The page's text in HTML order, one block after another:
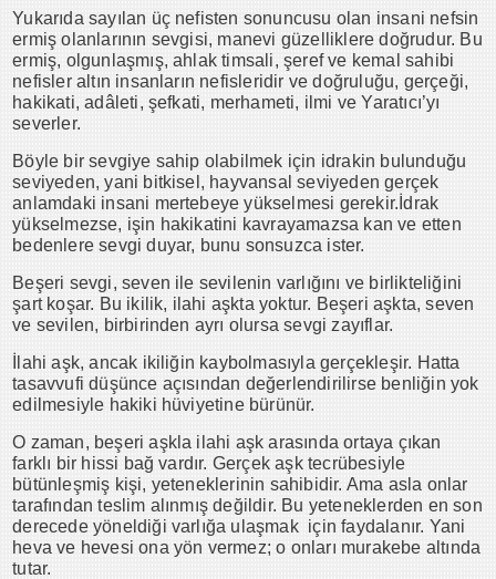
Yukarıda sayılan üç nefisten sonuncusu olan insani nefsin
ermiş olanlarının sevgisi, manevi güzelliklere doğrudur. Bu
ermiş, olgunlaşmış, ahlak timsali, şeref ve kemal sahibi
nefisler altın insanların nefisleridir ve doğruluğu, gerçeği,
hakikati, adâleti, şefkati, merhameti, ilmi ve Yaratıcı’yı
severler.
Böyle bir sevgiye sahip olabilmek için idrakin bulunduğu
seviyeden, yani bitkisel, hayvansal seviyeden gerçek
anlamdaki insani mertebeye yükselmesi gerekir.İdrak
yükselmezse, işin hakikatini kavrayamazsa kan ve etten
bedenlere sevgi duyar, bunu sonsuzca ister.
Beşeri sevgi, seven ile sevilenin varlığını ve birlikteliğini
şart koşar. Bu ikilik, ilahi aşkta yoktur. Beşeri aşkta, seven
ve sevilen, birbirinden ayrı olursa sevgi zayıflar.
İlahi aşk, ancak ikiliğin kaybolmasıyla gerçekleşir. Hatta
tasavvufi düşünce açısından değerlendirilirse benliğin yok
edilmesiyle hakiki hüviyetine bürünür.
O zaman, beşeri aşkla ilahi aşk arasında ortaya çıkan
farklı bir hissi bağ vardır. Gerçek aşk tecrübesiyle
bütünleşmiş kişi, yeteneklerinin sahibidir. Ama asla onlar
tarafından teslim alınmış değildir. Bu yeteneklerden en son
derecede yöneldiği varlığa ulaşmak için faydalanır. Yani
heva ve hevesi ona yön vermez; o onları murakebe altında
tutar.